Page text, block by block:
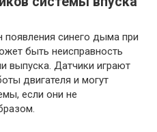
синего дыма при
быть неисправность
выпуска. Датчики играют
двигателя и могут
если они не